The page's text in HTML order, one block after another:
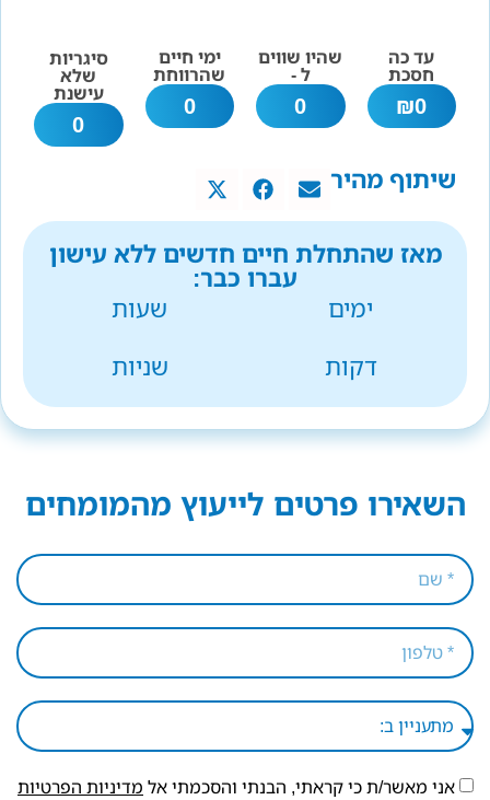
עד כה
חסכת
0
₪
שהיו שווים
ל -
0
ימי חיים
שהרווחת
0
סיגריות
שלא
עישנת
0
שיתוף מהיר
מאז שהתחלת חיים חדשים ללא עישון
עברו כבר:
ימים
שעות
דקות שניות
השאירו פרטים לייעוץ מהמומחים
אני מאשר/ת כי קראתי, הבנתי והסכמתי אל מדיניות הפרטיות